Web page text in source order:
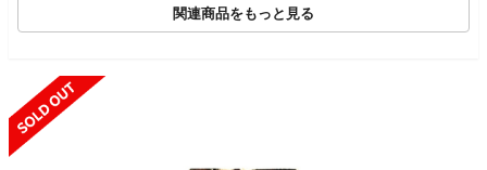
関連商品をもっと見る